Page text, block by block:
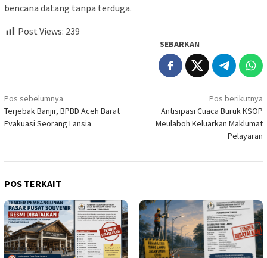
bencana datang tanpa terduga.
Post Views: 239
SEBARKAN
Navigasi
pos
Pos sebelumnya
Terjebak Banjir, BPBD Aceh Barat
Evakuasi Seorang Lansia
Pos berikutnya
Antisipasi Cuaca Buruk KSOP
Meulaboh Keluarkan Maklumat
Pelayaran
POS TERKAIT